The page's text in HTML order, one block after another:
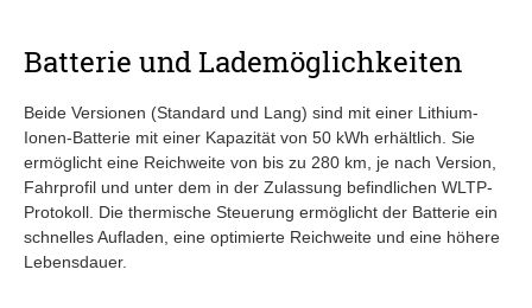
Batterie und Lademöglichkeiten
Beide Versionen (Standard und Lang) sind mit einer Lithium-
Ionen-Batterie mit einer Kapazität von 50 kWh erhältlich. Sie
ermöglicht eine Reichweite von bis zu 280 km, je nach Version,
Fahrprofil und unter dem in der Zulassung befindlichen WLTP-
Protokoll. Die thermische Steuerung ermöglicht der Batterie ein
schnelles Aufladen, eine optimierte Reichweite und eine höhere
Lebensdauer.